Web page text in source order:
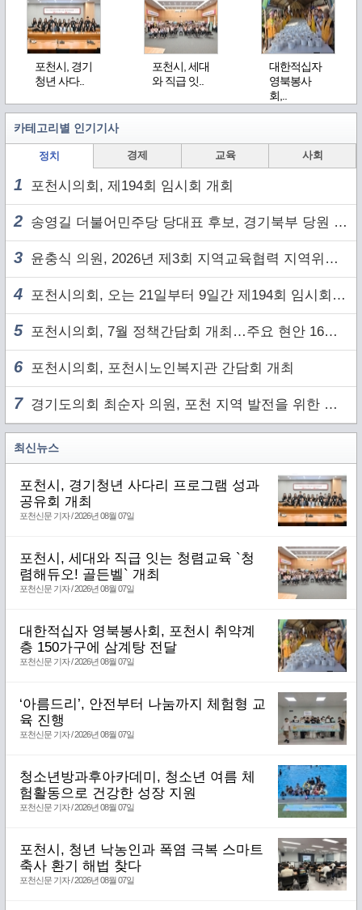
포천시, 경기
청년 사다..
포천시, 세대
와 직급 잇..
대한적십자
영북봉사
회,..
카테고리별 인기기사
정치 경제 교육 사회
1 포천시의회, 제194회 임시회 개회
2 송영길 더불어민주당 당대표 후보, 경기북부 당원 및 2030 세대와 ‘소통 행보’
3 윤충식 의원, 2026년 제3회 지역교육협력 지역위원회 주재
4 포천시의회, 오는 21일부터 9일간 제194회 임시회 개회
5 포천시의회, 7월 정책간담회 개최…주요 현안 16건 점검
6 포천시의회, 포천시노인복지관 간담회 개최
7경기도의회 최순자 의원, 포천 지역 발전을 위한 정담회 개최
최신뉴스
포천시, 경기청년 사다리 프로그램 성과
공유회 개최
포천신문 기자 / 2026년 08월 07일
포천시, 세대와 직급 잇는 청렴교육 `청
렴해듀오! 골든벨` 개최
포천신문 기자 / 2026년 08월 07일
대한적십자 영북봉사회, 포천시 취약계
층 150가구에 삼계탕 전달
포천신문 기자 / 2026년 08월 07일
‘아름드리’, 안전부터 나눔까지 체험형 교
육 진행
포천신문 기자 / 2026년 08월 07일
청소년방과후아카데미, 청소년 여름 체
험활동으로 건강한 성장 지원
포천신문 기자 / 2026년 08월 07일
포천시, 청년 낙농인과 폭염 극복 스마트
축사 환기 해법 찾다
포천신문 기자 / 2026년 08월 07일